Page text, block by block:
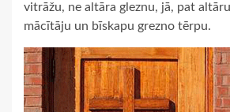
vitrāžu, ne altāra gleznu, jā, pat
mācītāju un bīskapu grezno tērpu.